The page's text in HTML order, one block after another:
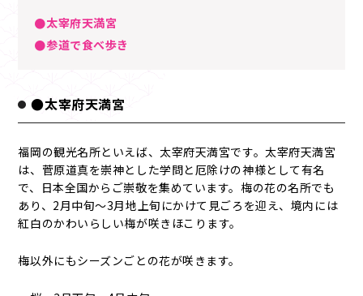
●太宰府天満宮
●参道で食べ歩き
●太宰府天満宮
福岡の観光名所といえば、太宰府天満宮です。太宰府天満宮
は、菅原道真を崇神とした学問と厄除けの神様として有名
で、日本全国からご崇敬を集めています。梅の花の名所でも
あり、2月中旬～3月地上旬にかけて見ごろを迎え、境内には
紅白のかわいらしい梅が咲きほこります。
梅以外にもシーズンごとの花が咲きます。